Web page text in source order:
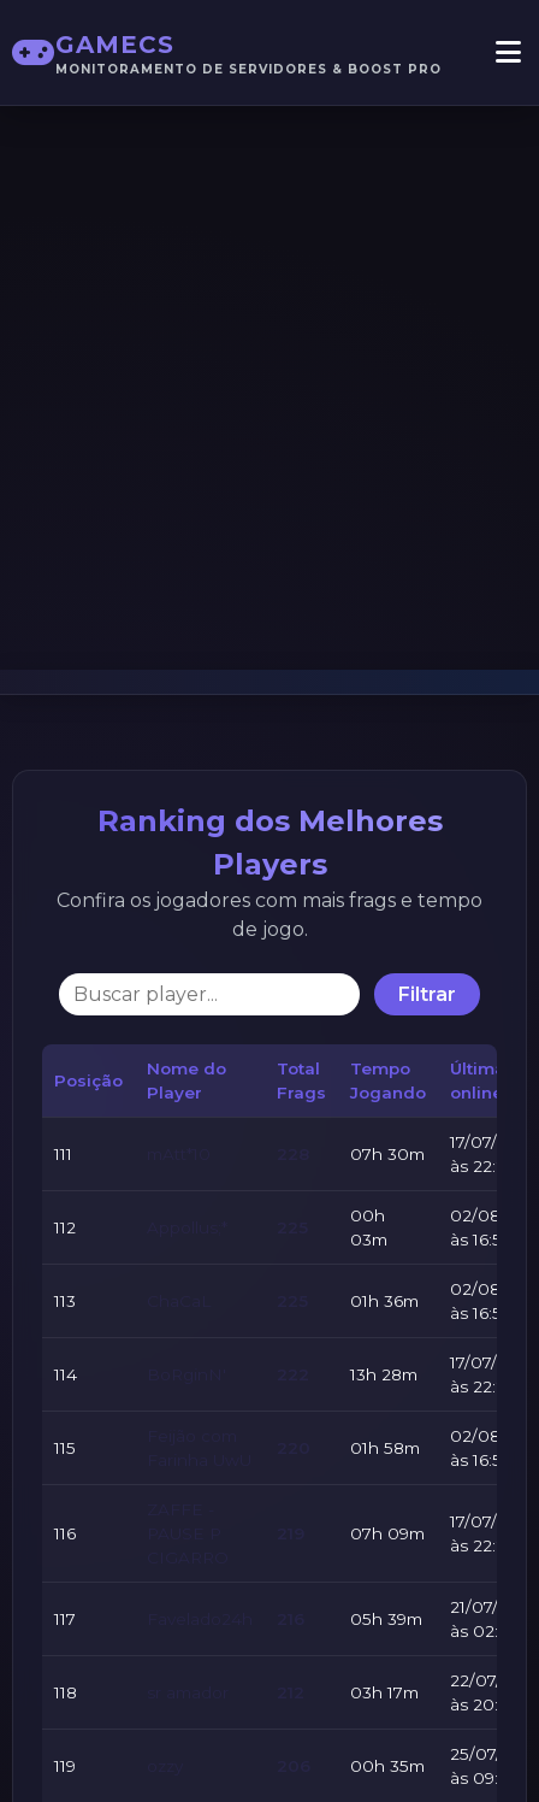
GAMECS
MONITORAMENTO DE SERVIDORES & BOOST PRO
Ranking dos Melhores
Players
Confira os jogadores com mais frags e tempo
de jogo.
Filtrar
Posição
Nome do
Player
Total
Frags
Tempo
Jogando
Última vez
online
111 07h 30m
17/07/2026
às 22:24
112
00h
03m
02/08/
às 16:59
113 01h 36m
02/08/
às 16:59
114 13h 28m
17/07/2026
às 22:24
115 01h 58m
02/08/
às 16:59
116 07h 09m
17/07/2026
às 22:24
117 05h 39m
21/07/2026
às 02:06
118 03h 17m
22/07/
às 20:48
119 00h 35m
25/07/
às 09:58